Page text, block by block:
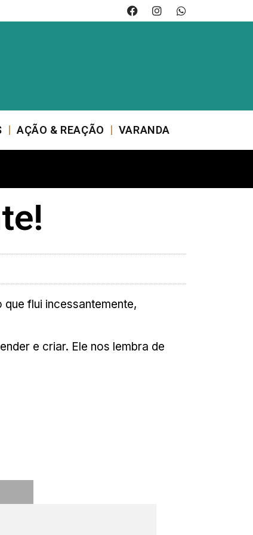
AÇÃO & REAÇÃO VARANDA
flui incessantemente,
e criar. Ele nos lembra de